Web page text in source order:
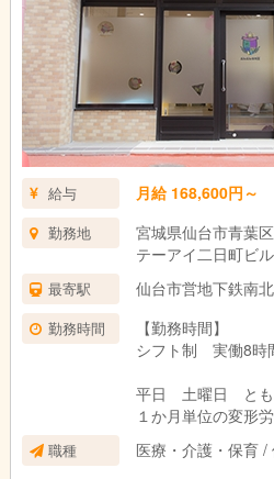
給与 月給 168,600円～
勤務地
宮城県仙台市青葉
テーアイ二日町ビ
最寄駅 仙台市営地下鉄南
勤務時間
【勤務時間】
シフト制 実働8
平日 土曜日 と
１か月単位の変形労
職種
医療・介護・保育 /